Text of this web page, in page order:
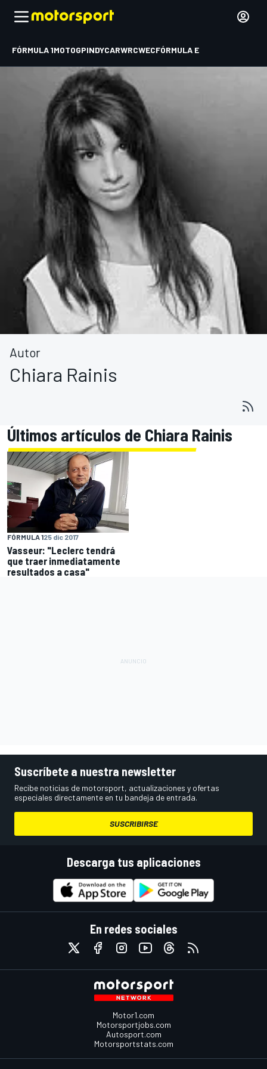
FÓRMULA 1MOTOGPINDYCARWRCWECFÓRMULA E
Autor
Chiara Rainis
Últimos artículos de Chiara Rainis
FÓRMULA 125 dic 2017
Vasseur: "Leclerc tendrá
que traer inmediatamente
resultados a casa"
Suscríbete a nuestra newsletter
Recibe noticias de motorsport, actualizaciones y ofertas
especiales directamente en tu bandeja de entrada.
SUSCRIBIRSE
Descarga tus aplicaciones
En redes sociales
Motor1.com
Motorsportjobs.com
Autosport.com
Motorsportstats.com